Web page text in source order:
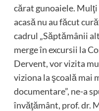
cărat gunoaiele.
acasă nu au făcut
cadrul „Săptămânii
merge în excursii la
Dervent, vor vizita
viziona la şcoală mai
documentare”, ne-a
învăţământ, prof. dr.